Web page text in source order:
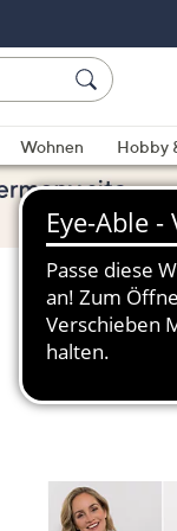
Wohnen Hobby